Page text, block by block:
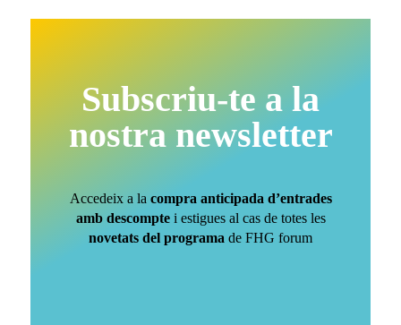
Subscriu-te a la
nostra newsletter
Accedeix a la compra anticipada d’entrades
amb descomptei estigues al cas de totes les
novetats del programa de FHG forum